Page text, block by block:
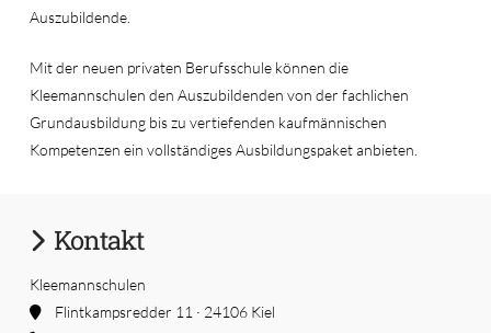
Auszubildende.
Mit der neuen privaten Berufsschule können die
Kleemannschulen den Auszubildenden von der fachlichen
Grundausbildung bis zu vertiefenden kaufmännischen
Kompetenzen ein vollständiges Ausbildungspaket anbieten.
Kontakt
Kleemannschulen
Flintkampsredder 11 · 24106 Kiel